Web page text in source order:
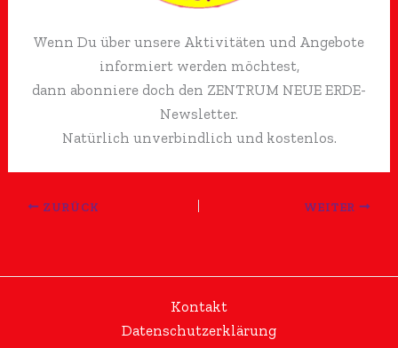
Wenn Du über unsere Aktivitäten und Angebote
informiert werden möchtest,
dann abonniere doch den ZENTRUM NEUE ERDE-
Newsletter.
Natürlich unverbindlich und kostenlos.
ZURÜCK WEITER
Kontakt
Datenschutzerklärung